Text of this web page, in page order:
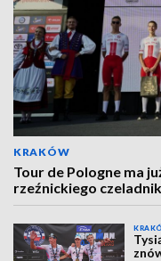
KRAKÓW
Tour de Pologne ma
rzeźnickiego